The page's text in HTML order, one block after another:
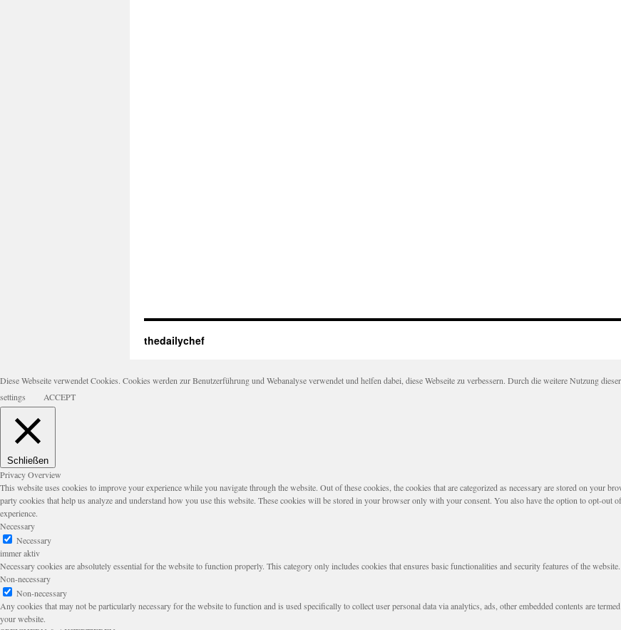
thedailychef
Diese Webseite verwendet Cookies. Cookies werden zur Benutzerführung und Webanalyse verwendet und helfen dabei, diese Webseite zu verbessern. Durch die weitere Nutzung
settings
ACCEPT
Schließen
Privacy Overview
This website uses cookies to improve your experience while you navigate through the website. Out of these cookies, the cookies that are categorized as necessary are stored on your
party cookies that help us analyze and understand how you use this website. These cookies will be stored in your browser only with your consent. You also have the option to opt-
experience.
Necessary
Necessary
immer aktiv
Necessary cookies are absolutely essential for the website to function properly. This category only includes cookies that ensures basic functionalities and security features of the
Non-necessary
Non-necessary
Any cookies that may not be particularly necessary for the website to function and is used specifically to collect user personal data via analytics, ads, other embedded contents are
your website.